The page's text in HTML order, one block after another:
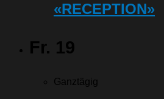
«RECEPTION»
Fr. 19
Ganztägig